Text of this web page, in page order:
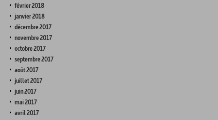
février 2018
janvier 2018
décembre 2017
novembre 2017
octobre 2017
septembre 2017
août 2017
juillet 2017
juin 2017
mai 2017
avril 2017